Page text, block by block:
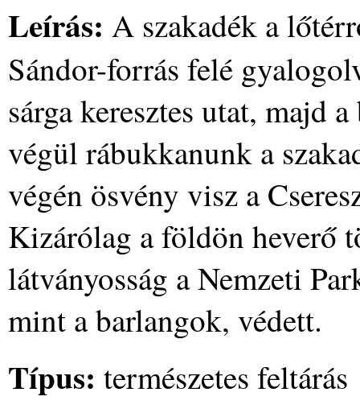
Leírás: A szakadék a
Sándor-forrás felé
sárga keresztes utat, majd
végül rábukkanunk a
végén ösvény visz a
Kizárólag a földön heverő
látványosság a Nemzeti
mint a barlangok, védett.
Típus: természetes feltárás